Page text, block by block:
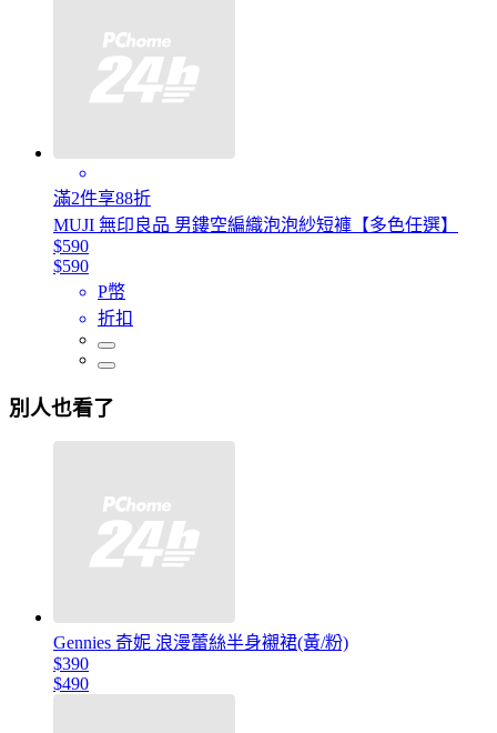
滿2件享88折
MUJI 無印良品 男鏤空編織泡泡紗短褲【多色任選】
$590
$590
P幣
折扣
別人也看了
Gennies 奇妮 浪漫蕾絲半身襯裙(黃/粉)
$390
$490